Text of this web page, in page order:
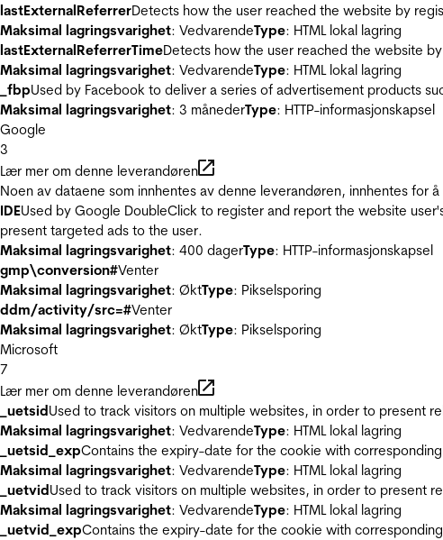
lastExternalReferrerDetects how the user reached the website by
Maksimal lagringsvarighet: VedvarendeType: HTML lokal lagring
lastExternalReferrerTimeDetects how the user reached the website
Maksimal lagringsvarighet: VedvarendeType: HTML lokal lagring
_fbpUsed by Facebook to deliver a series of advertisement products
Maksimal lagringsvarighet: 3 månederType: HTTP-informasjonskapsel
Google
3
Lær mer om denne leverandøren
Noen av dataene som innhentes av denne leverandøren, innhentes for
IDEUsed by Google DoubleClick to register and report the website
present targeted ads to the user.
Maksimal lagringsvarighet: 400 dagerType: HTTP-informasjonskapsel
gmp\conversion#Venter
Maksimal lagringsvarighet: ØktType: Pikselsporing
ddm/activity/src=#Venter
Maksimal lagringsvarighet: ØktType: Pikselsporing
Microsoft
7
Lær mer om denne leverandøren
_uetsidUsed to track visitors on multiple websites, in order to present
Maksimal lagringsvarighet: VedvarendeType: HTML lokal lagring
_uetsid_expContains the expiry-date for the cookie with
Maksimal lagringsvarighet: VedvarendeType: HTML lokal lagring
_uetvidUsed to track visitors on multiple websites, in order to present
Maksimal lagringsvarighet: VedvarendeType: HTML lokal lagring
_uetvid_expContains the expiry-date for the cookie with